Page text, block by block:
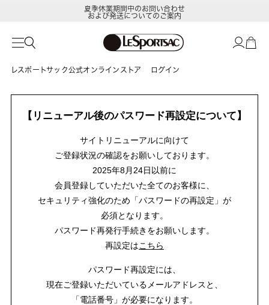
夏季休業期間中のお問い合わせ
および発送についてのご案内
レスポートサック公式オンラインストア ログイン
【リニューアル後のパスワード再設定について】
サイトリニューアルに向けて
ご登録状況の確認をお願いしております。
2025年8月24日以前に
会員登録していただいた全てのお客様に、
セキュリティ強化のため「パスワードの再設定」が
必須となります。
パスワード再発行手続きをお願いします。
再設定はこちら
パスワード再設定には、
現在ご登録いただいているメールアドレスと、
「電話番号」が必要になります。